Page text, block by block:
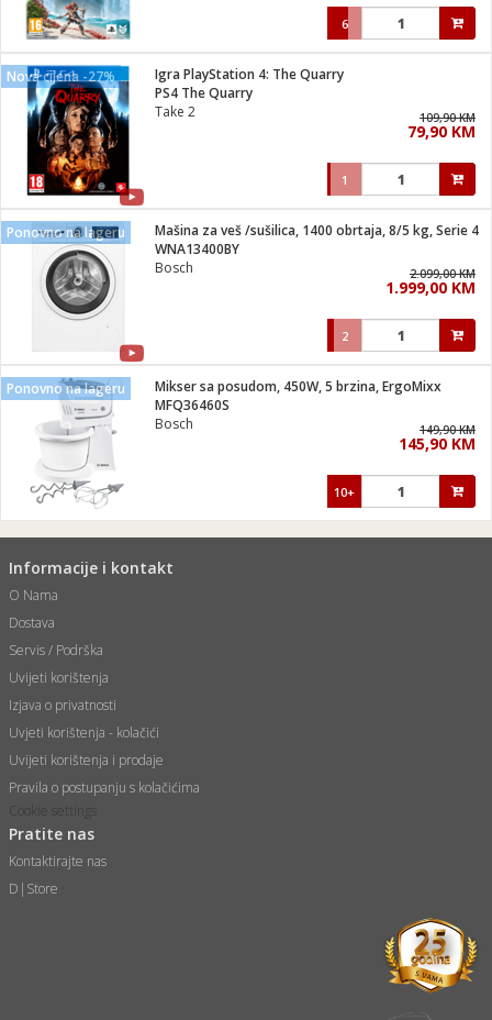
6
Nova cijena -27%
Igra PlayStation 4: The Quarry
PS4 The Quarry
Take 2
109,90 KM
79,90 KM
1
Ponovno na lageru
Mašina za veš /sušilica, 1400 obrtaja, 8/5 kg, Serie 4
WNA13400BY
Bosch
2.099,00 KM
1.999,00 KM
2
Ponovno na lageru
Mikser sa posudom, 450W, 5 brzina, ErgoMixx
MFQ36460S
Bosch
149,90 KM
145,90 KM
10+
Informacije i kontakt
O Nama
Dostava
Servis / Podrška
Uvijeti korištenja
Izjava o privatnosti
Uvjeti korištenja - kolačići
Uvijeti korištenja i prodaje
Pravila o postupanju s kolačićima
Cookie settings
Pratite nas
Kontaktirajte nas
D|Store